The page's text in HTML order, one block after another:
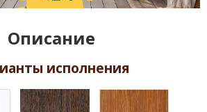
Описание
исполнения